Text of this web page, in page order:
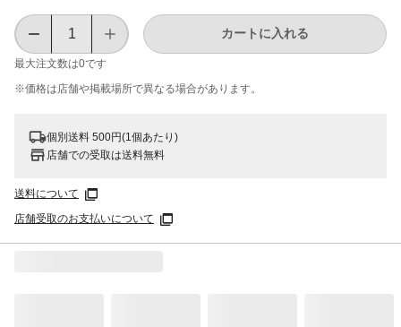
最大注文数は0です
カートに入れる
※価格は​店舗や​掲載場所で​異なる​場合が​あります。
個別送料 500円(1個あたり)
店舗での受取は送料無料
送料について
店舗受取のお支払いについて